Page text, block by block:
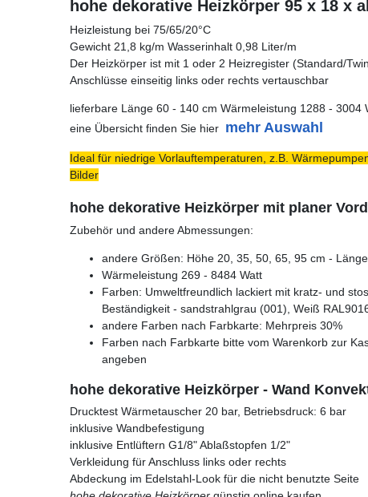
hohe dekorative Heizkörper 95 x 18 x
Heizleistung bei 75/65/20°C
Gewicht 21,8 kg/m Wasserinhalt 0,98 Liter/m
Der Heizkörper ist mit 1 oder 2 Heizregister (Standard/
Anschlüsse einseitig links oder rechts vertauschbar
lieferbare Länge 60 - 140 cm Wärmeleistung 1288 - 3004
eine Übersicht finden Sie hier mehr Auswahl
Ideal für niedrige Vorlauftemperaturen, z.B.
Bilder
hohe dekorative Heizkörper mit planer
Zubehör und andere Abmessungen:
andere Größen: Höhe 20, 35, 50, 65, 95 cm -
Wärmeleistung 269 - 8484 Watt
Farben: Umweltfreundlich lackiert mit kratz- und
Beständigkeit - sandstrahlgrau (001), Weiß
andere Farben nach Farbkarte: Mehrpreis 30%
Farben nach Farbkarte bitte vom Warenkorb zur
angeben
hohe dekorative Heizkörper - Wand
Drucktest Wärmetauscher 20 bar, Betriebsdruck: 6 bar
inklusive Wandbefestigung
inklusive Entlüftern G1/8" Ablaßstopfen 1/2"
Verkleidung für Anschluss links oder rechts
Abdeckung im Edelstahl-Look für die nicht benutzte Seite